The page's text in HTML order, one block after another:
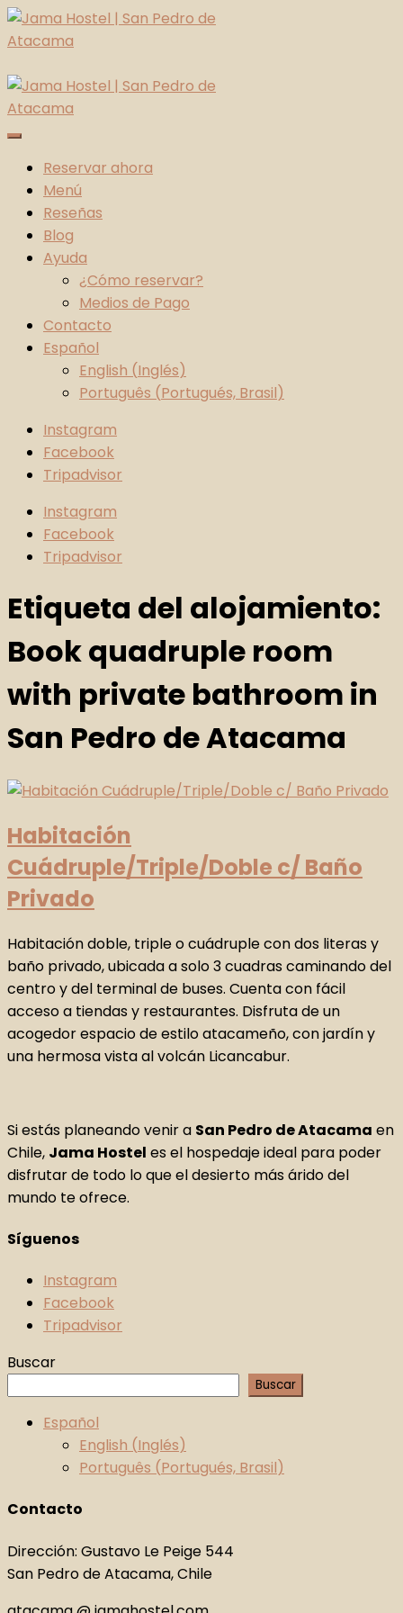
Skip
to
Jama Hostel | San Pedro de Atacama
Atacama Desert
Reservar ahora
Menú
Reseñas
Blog
Ayuda
¿Cómo reservar?
Medios de Pago
Contacto
Español
English (Inglés)
Português (Portugués, Brasil)
Instagram
Facebook
Tripadvisor
Instagram
Facebook
Tripadvisor
Etiqueta del alojamiento:
Book quadruple room
with private bathroom in
San Pedro de Atacama
Habitación
Cuádruple/Triple/Doble c/ Baño
Privado
Habitación doble, triple o cuádruple con dos literas y
baño privado, ubicada a solo 3 cuadras caminando del
centro y del terminal de buses. Cuenta con fácil
acceso a tiendas y restaurantes. Disfruta de un
acogedor espacio de estilo atacameño, con jardín y
una hermosa vista al volcán Licancabur.
Si estás planeando venir a San Pedro de Atacama en
Chile, Jama Hostel es el hospedaje ideal para poder
disfrutar de todo lo que el desierto más árido del
mundo te ofrece.
Síguenos
Instagram
Facebook
Tripadvisor
Buscar
Buscar
Español
English (Inglés)
Português (Portugués, Brasil)
Contacto
Dirección: Gustavo Le Peige 544
San Pedro de Atacama, Chile